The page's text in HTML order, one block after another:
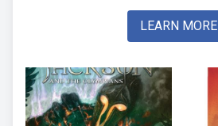
LEARN MORE